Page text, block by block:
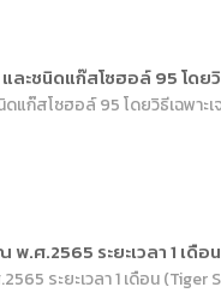
ะชนิดแก๊สโซฮอล์ 95 โดยวิ
แก๊สโซฮอล์ 95 โดยวิธีเฉพาะเ
.ศ.2565 ระยะเวลา 1 เดื
ระยะเวลา 1 เดือน (Tiger